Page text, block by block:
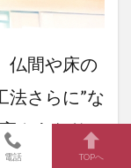
仏間や床の
法さらに”な
さあたりに
どを取り付
電話 TOPへ